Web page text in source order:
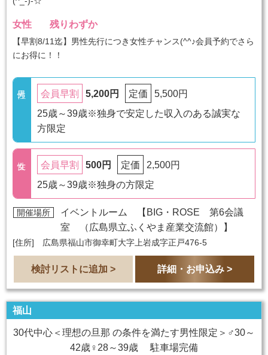
女性 残りわずか
【早割8/11迄】男性先行につき女性チャンス(^^♪会員予約でさら
にお得に！！
会員早割 5,200円 定価
5,500円
25歳～39歳※独身で安定した収入のある誠実な
方限定
会員早割 500円 定価
2,500円
25歳～39歳※独身の方限定
開催場所 イベントルーム 【 BIG・ROSE 第6会議
室 （広島県立ふくやま産業交流館）
】
[住所] 広島県福山市御幸町大字上岩成字正戸476-5
検討リストに追加 > 詳細・お申込み >
福山
30代中心＜理想の旦那 の条件を満たす男性限定＞♂30～
42歳♀28～39歳 駐車場完備